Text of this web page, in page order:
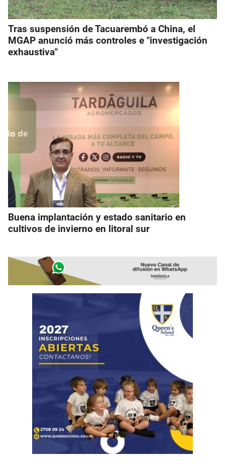
Tras suspensión de Tacuarembó a China, el
MGAP anunció más controles e "investigación
exhaustiva"
Buena implantación y estado sanitario en
cultivos de invierno en litoral sur